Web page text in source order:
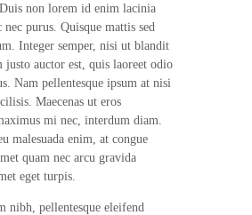
non lorem id enim lacinia
nec purus. Quisque mattis sed
Integer semper, nisi ut blandit
justo auctor est, quis laoreet odio
Nam pellentesque ipsum at nisi
Maecenas ut eros
mi nec, interdum diam.
malesuada enim, at congue
quam nec arcu gravida
eget turpis.
nibh, pellentesque eleifend